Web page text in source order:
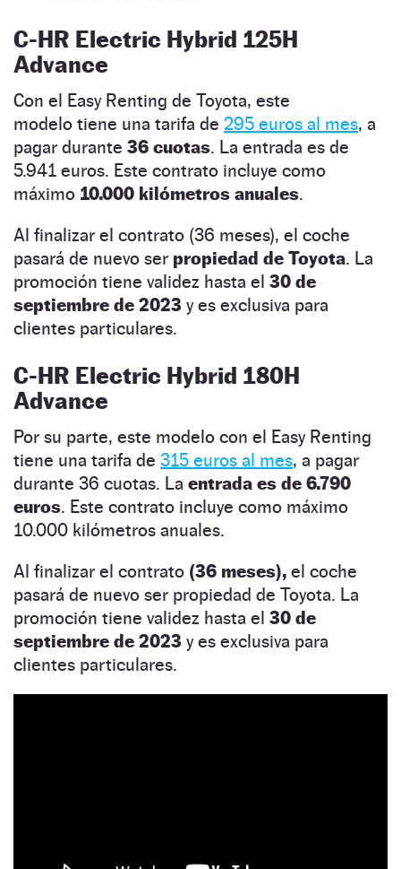
C-HR Electric Hybrid 125H
Advance
Con el Easy Renting de Toyota, este
modelo tiene una tarifa de 295 euros al mes, a
pagar durante 36 cuotas. La entrada es de
5.941 euros. Este contrato incluye como
máximo 10.000 kilómetros anuales.
Al finalizar el contrato (36 meses), el coche
pasará de nuevo ser propiedad de Toyota. La
promoción tiene validez hasta el 30 de
septiembre de 2023 y es exclusiva para
clientes particulares.
C-HR Electric Hybrid 180H
Advance
Por su parte, este modelo con el Easy Renting
tiene una tarifa de 315 euros al mes, a pagar
durante 36 cuotas. La entrada es de 6.790
euros. Este contrato incluye como máximo
10.000 kilómetros anuales.
Al finalizar el contrato (36 meses), el coche
pasará de nuevo ser propiedad de Toyota. La
promoción tiene validez hasta el 30 de
septiembre de 2023 y es exclusiva para
clientes particulares.